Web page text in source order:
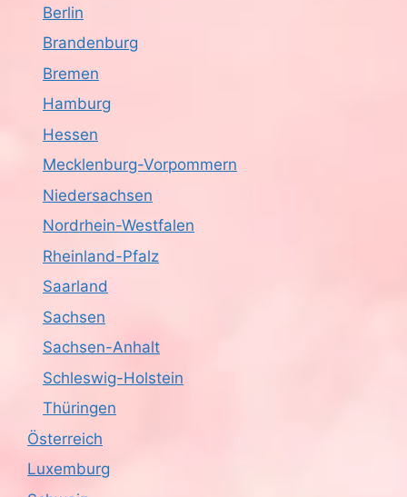
Berlin
Brandenburg
Bremen
Hamburg
Hessen
Mecklenburg-Vorpommern
Niedersachsen
Nordrhein-Westfalen
Rheinland-Pfalz
Saarland
Sachsen
Sachsen-Anhalt
Schleswig-Holstein
Thüringen
Österreich
Luxemburg